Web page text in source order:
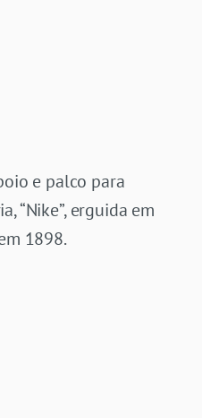
e palco para
“Nike”, erguida em
1898.